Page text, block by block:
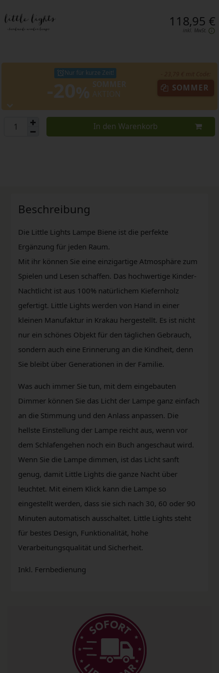
118,95 €
inkl. MwSt.
Nur für kurze Zeit!
SOMMER
In den Warenkorb
Beschreibung
Die Little Lights Lampe Biene ist die perfekte
Ergänzung für jeden Raum.
Mit ihr können Sie eine einzigartige Atmosphäre zum
Spielen und Lesen schaffen. Das hochwertige Kinder-
Nachtlicht ist aus 100% natürlichem Kiefernholz
gefertigt. Little Lights werden von Hand in einer
kleinen Manufaktur in Krakau hergestellt. Es ist nicht
nur ein schönes Objekt für den täglichen Gebrauch,
sondern auch eine Erinnerung an die Kindheit, denn
Sie bleibt über Generationen in der Familie.
Was auch immer Sie tun, mit dem eingebauten
Dimmer können Sie das Licht der Lampe ganz einfach
an die Stimmung und den Anlass anpassen. Die
hellste Einstellung der Lampe reicht aus, wenn vor
dem Schlafengehen noch ein Buch angeschaut wird.
Wenn Sie die Lampe dimmen, ist das Licht sanft
genug, damit Little Lights die ganze Nacht über
leuchtet. Mit einem Klick kann die Lampe so
eingestellt werden, dass sie sich nach 30, 60 oder 90
Minuten automatisch ausschaltet. Little Lights steht
für bestes Design, Funktionalität, hohe
Verarbeitungsqualität und Sicherheit.
Inkl. Fernbedienung